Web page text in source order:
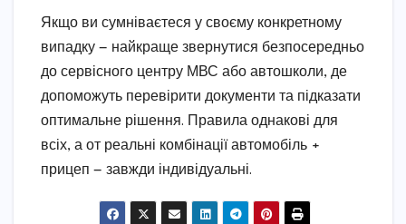
Якщо ви сумніваєтеся у своєму конкретному
випадку — найкраще звернутися безпосередньо
до сервісного центру МВС або автошколи, де
допоможуть перевірити документи та підказати
оптимальне рішення. Правила однакові для
всіх, а от реальні комбінації автомобіль +
прицеп — завжди індивідуальні.